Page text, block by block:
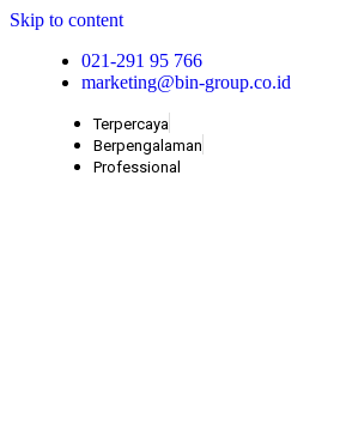
Skip to content
021-291 95 766
marketing@bin-group.co.id
Terpercaya
Berpengalaman
Professional